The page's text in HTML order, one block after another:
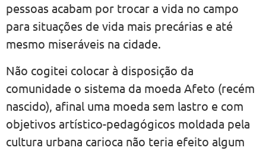
pessoas acabam por trocar a vida no campo
para situações de vida mais precárias e até
mesmo miseráveis na cidade.
Não cogitei colocar à disposição da
comunidade o sistema da moeda Afeto (recém
nascido), afinal uma moeda sem lastro e com
objetivos artístico-pedagógicos moldada pela
cultura urbana carioca não teria efeito algum